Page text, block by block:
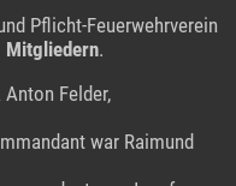
Pflicht-Feuerwehrverein
Mitgliedern.
Felder,
war Raimund